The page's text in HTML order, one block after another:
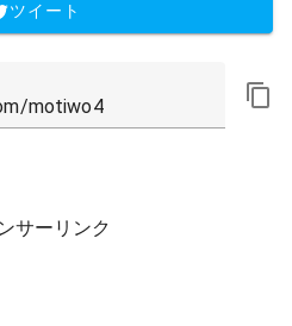
ツイート
サーリンク